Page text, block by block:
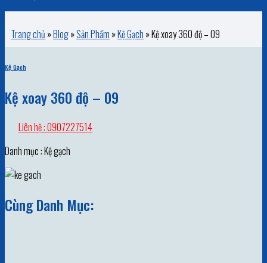
Trang chủ »Blog»Sản Phẩm »Kệ Gạch »Kệ xoay 360 độ – 09
Kệ Gạch
Kệ xoay 360 độ – 09
Liên hệ : 0907227514
Danh mục : Kệ gạch
Cùng Danh Mục: